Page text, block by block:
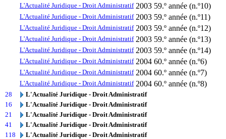
L'Actualité Juridique - Droit Administratif 2003 59.º année (n.º10)
L'Actualité Juridique - Droit Administratif 2003 59.º année (n.º11)
L'Actualité Juridique - Droit Administratif 2003 59.º année (n.º12)
L'Actualité Juridique - Droit Administratif 2003 59.º année (n.º13)
L'Actualité Juridique - Droit Administratif 2003 59.º année (n.º14)
L'Actualité Juridique - Droit Administratif 2004 60.º année (n.º6)
L'Actualité Juridique - Droit Administratif 2004 60.º année (n.º7)
L'Actualité Juridique - Droit Administratif 2004 60.º année (n.º8)
28
L'Actualité Juridique - Droit Administratif
16
L'Actualité Juridique - Droit Administratif
21
L'Actualité Juridique - Droit Administratif
41
L'Actualité Juridique - Droit Administratif
118
L'Actualité Juridique - Droit Administratif